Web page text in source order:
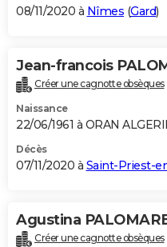
08/11/2020 à Nîmes (Gard)
Jean-francois
Créer une cagnotte obsèques
Naissance
22/06/1961 à ORAN
Décès
07/11/2020 à Saint-Priest-
Agustina
Créer une cagnotte obsèques